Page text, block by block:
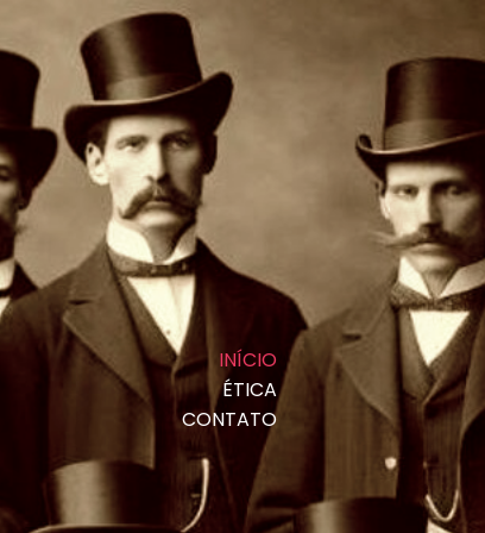
INÍCIO
ÉTICA
CONTATO